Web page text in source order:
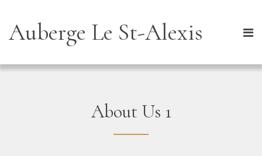
Auberge Le St-Alexis
About Us 1